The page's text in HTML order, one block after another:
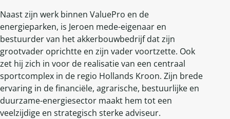
Naast zijn werk binnen ValuePro en de
energieparken, is Jeroen mede-eigenaar en
bestuurder van het akkerbouwbedrijf dat zijn
grootvader oprichtte en zijn vader voortzette. Ook
zet hij zich in voor de realisatie van een centraal
sportcomplex in de regio Hollands Kroon. Zijn brede
ervaring in de financiële, agrarische, bestuurlijke en
duurzame-energiesector maakt hem tot een
veelzijdige en strategisch sterke adviseur.